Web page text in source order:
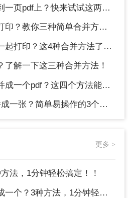
pdf上？快来试试这两种方法吧！
？教你三种简单合并方法！
印？这4种合并方法了解一下！
了解一下这三种合并方法！
个pdf？这四个方法能帮助大家！
张？简单易操作的3个方法！
更多 >
法，1分钟轻松搞定！！
？3种方法，1分钟轻松搞定！